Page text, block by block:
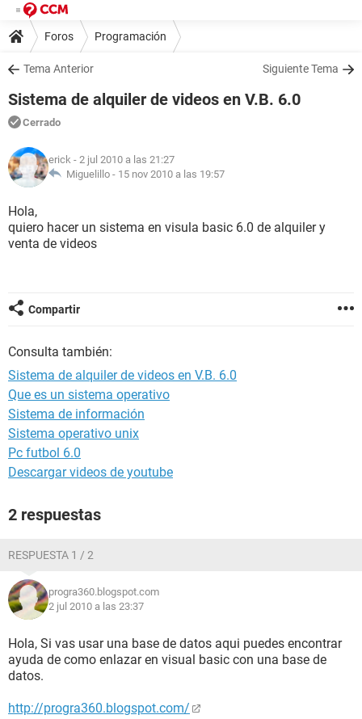
Foros Programación
Tema Anterior Siguiente Tema
Sistema de alquiler de videos en V.B. 6.0
Cerrado
erick - 2 jul 2010 a las 21:27
Miguelillo - 15 nov 2010 a las 19:57
Hola,
quiero hacer un sistema en visula basic 6.0 de alquiler y
venta de videos
Compartir
Consulta también:
Sistema de alquiler de videos en V.B. 6.0
Que es un sistema operativo
Sistema de información
Sistema operativo unix
Pc futbol 6.0
Descargar videos de youtube
2 respuestas
RESPUESTA 1 / 2
progra360.blogspot.com
2 jul 2010 a las 23:37
Hola, Si vas usar una base de datos aqui puedes encontrar
ayuda de como enlazar en visual basic con una base de
datos.
http://progra360.blogspot.com/